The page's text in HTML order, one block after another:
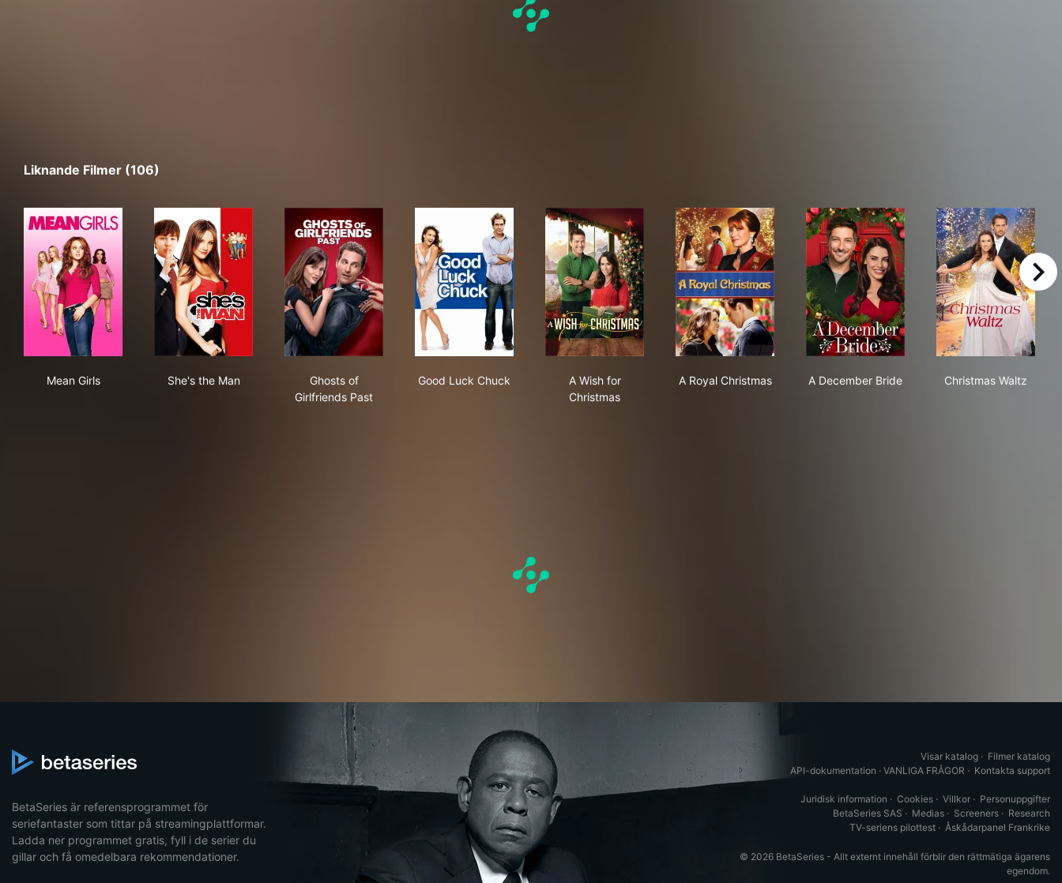
Liknande Filmer (106)
Mean Girls
She's the Man
Ghosts of
Girlfriends Past
Good Luck Chuck
A Wish for
Christmas
A Royal Christmas
A December Bride
Christmas Waltz
right
BetaSeries är referensprogrammet för
seriefantaster som tittar på streamingplattformar.
Ladda ner programmet gratis, fyll i de serier du
gillar och få omedelbara rekommendationer.
Visar katalog · Filmer katalog
API-dokumentation · VANLIGA FRÅGOR · Kontakta support
Juridisk information · Cookies · Villkor · Personuppgifter
BetaSeries SAS · Medias · Screeners · Research
TV-seriens pilottest · Åskådarpanel Frankrike
© 2026 BetaSeries - Allt externt innehåll förblir den rättmätiga ägarens
egendom.